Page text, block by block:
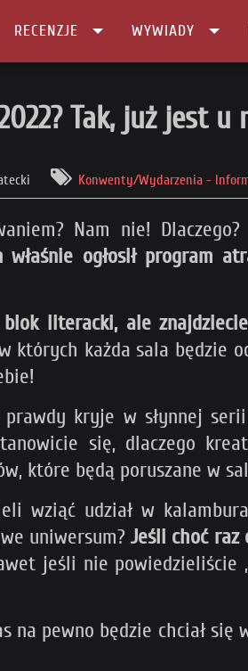
RECENZJE WYWIADY
Tak, już jest u
Konwenty/Wydarzenia -
Nam nie!
właśnie ogłosił program
literacki, ale
których każda sala będzie
prawdy kryje w słynnej
się, dlaczego
które będą poruszane w
wziąć udział w
uniwersum?Jeśli choć raz
jeśli nie
na pewno będzie chciał